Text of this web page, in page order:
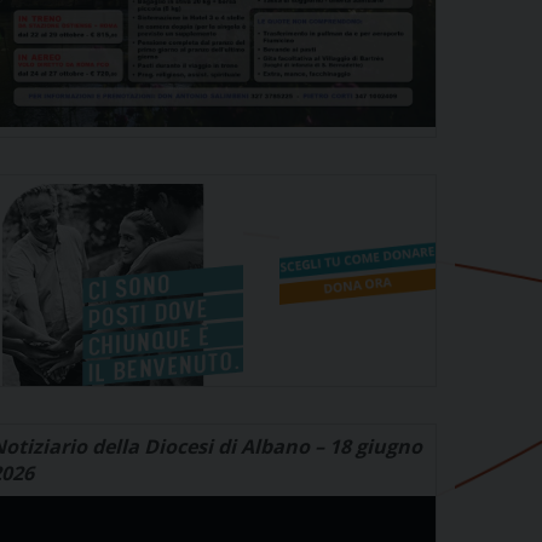
della Diocesi di Albano – 18 giugno